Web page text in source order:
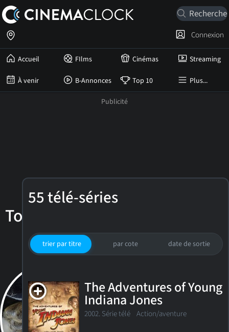
Accueil FIlms Cinémas Streaming
À venir B-Annonces Top 10 Plus...
Connexion
Pip
Torrens
55 télé-séries
trier par titre par cote date de sortie
The Adventures of Young
Indiana Jones
2002. Série télé Action/aventure